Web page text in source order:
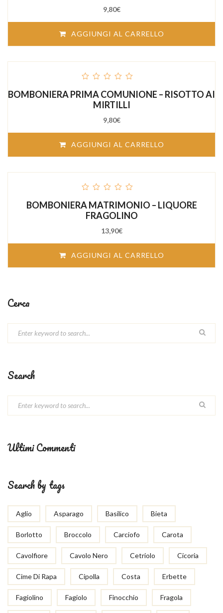
9,80€
AGGIUNGI AL CARRELLO
of
5
BOMBONIERA PRIMA COMUNIONE – RISOTTO AI
MIRTILLI
9,80€
AGGIUNGI AL CARRELLO
of
5
BOMBONIERA MATRIMONIO – LIQUORE
FRAGOLINO
13,90€
AGGIUNGI AL CARRELLO
Cerca
Search
Ultimi Commenti
Search by tags
Aglio Asparago Basilico Bieta
Borlotto Broccolo Carciofo Carota
Cavolfiore Cavolo Nero Cetriolo Cicoria
Cime Di Rapa Cipolla Costa Erbette
Fagiolino Fagiolo Finocchio Fragola